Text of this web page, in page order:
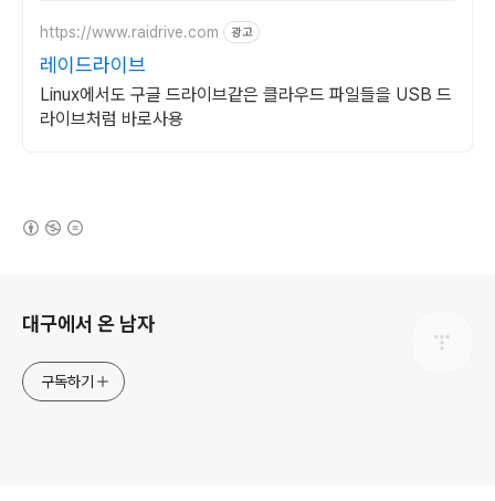
https://www.raidrive.com 광고
레이드라이브
Linux에서도 구글 드라이브같은 클라우드 파일들을 USB 드
라이브처럼 바로사용
대구에서 온 남자
구독하기